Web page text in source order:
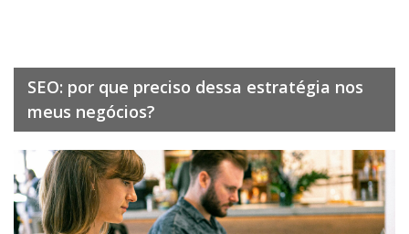
SEO: por que preciso dessa estratégia nos
meus negócios?